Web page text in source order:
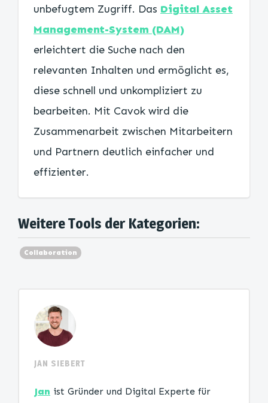
unbefugtem Zugriff. Das Digital Asset
Management-System (DAM)
erleichtert die Suche nach den
relevanten Inhalten und ermöglicht es,
diese schnell und unkompliziert zu
bearbeiten. Mit Cavok wird die
Zusammenarbeit zwischen Mitarbeitern
und Partnern deutlich einfacher und
effizienter.
Weitere Tools der Kategorien:
Collaboration
JAN SIEBERT
Jan ist Gründer und Digital Experte für